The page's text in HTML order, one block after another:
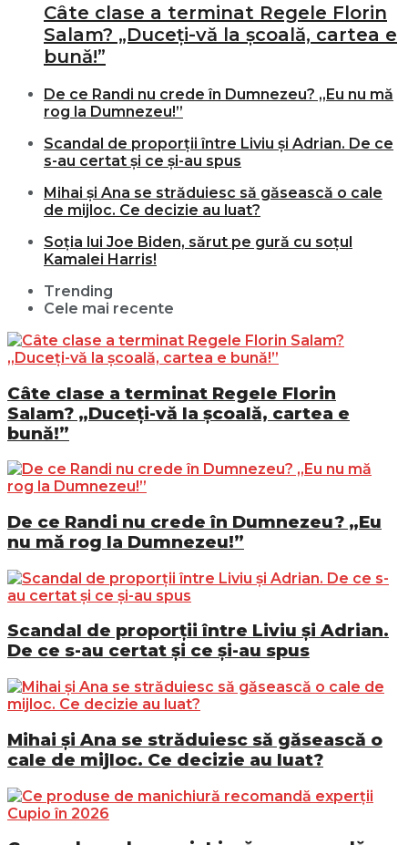
Câte clase a terminat Regele Florin
Salam? „Duceți-vă la școală, cartea e
bună!”
De ce Randi nu crede în Dumnezeu? „Eu nu mă
rog la Dumnezeu!”
Scandal de proporții între Liviu și Adrian. De ce
s-au certat și ce și-au spus
Mihai și Ana se străduiesc să găsească o cale
de mijloc. Ce decizie au luat?
Soția lui Joe Biden, sărut pe gură cu soțul
Kamalei Harris!
Trending
Cele mai recente
Câte clase a terminat Regele Florin
Salam? „Duceți-vă la școală, cartea e
bună!”
De ce Randi nu crede în Dumnezeu? „Eu
nu mă rog la Dumnezeu!”
Scandal de proporții între Liviu și Adrian.
De ce s-au certat și ce și-au spus
Mihai și Ana se străduiesc să găsească o
cale de mijloc. Ce decizie au luat?